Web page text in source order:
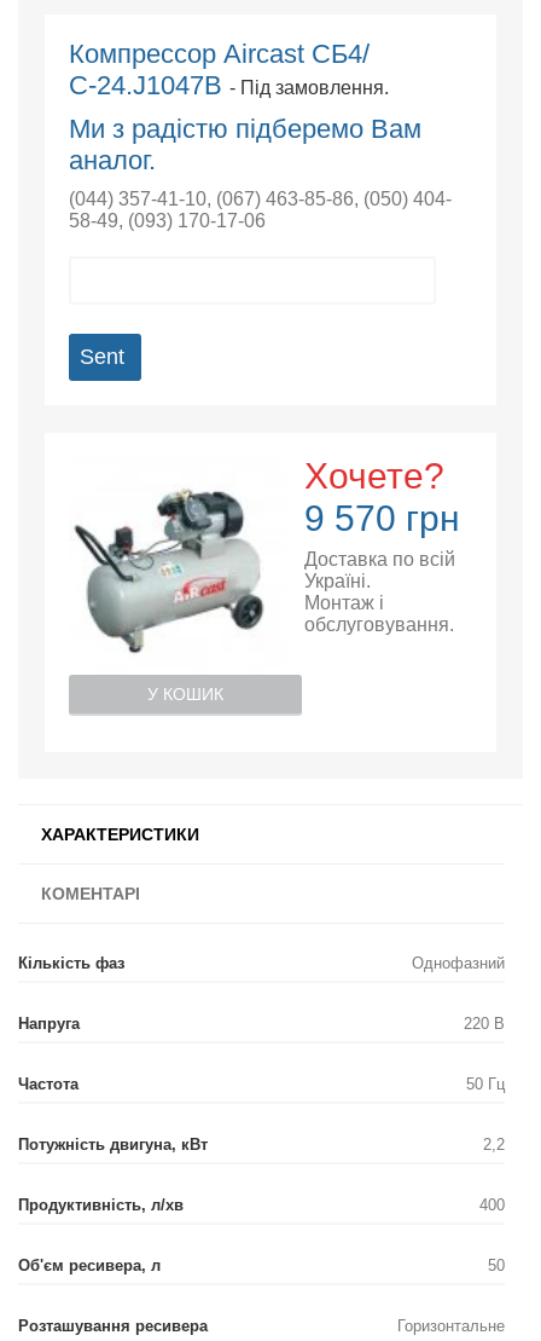
Компрессор Aircast СБ4/
С-24.J1047B - Під замовлення.
Ми з радістю підберемо Вам
аналог.
(044) 357-41-10, (067) 463-85-86, (050) 404-
58-49, (093) 170-17-06
Sent
Хочете?
9 570 грн
Доставка по всій
Україні.
Монтаж і
обслуговування.
У КОШИК
ХАРАКТЕРИСТИКИ
КОМЕНТАРІ
Кількість фаз Однофазний
Напруга 220 В
Частота 50 Гц
Потужність двигуна, кВт 2,2
Продуктивність, л/хв 400
Об'єм ресивера, л 50
Розташування ресивера Горизонтальне